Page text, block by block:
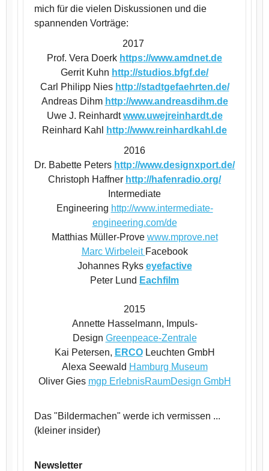
mich für die vielen Diskussionen und die
spannenden Vorträge:
2017
Prof. Vera Doerk https://www.amdnet.de
Gerrit Kuhn http://studios.bfgf.de/
Carl Philipp Nies http://stadtgefaehrten.de/
Andreas Dihm http://www.andreasdihm.de
Uwe J. Reinhardt www.uwejreinhardt.de
Reinhard Kahl
http://www.reinhardkahl.de
2016
Dr. Babette Peters http://www.designxport.de/
Christoph Haffner http://hafenradio.org/
Intermediate
Engineering http://www.intermediate-
engineering.com/de
Matthias Müller-Prove www.mprove.net
Marc Wirbeleit Facebook
Johannes Ryks eyefactive
Peter Lund Eachfilm
2015
Annette Hasselmann, Impuls-
Design Greenpeace-Zentrale
Kai Petersen, ERCOLeuchten GmbH
Alexa Seewald Hamburg Museum
Oliver Gies mgp ErlebnisRaumDesign GmbH
Das "Bildermachen" werde ich vermissen ...
(kleiner insider)
Newsletter